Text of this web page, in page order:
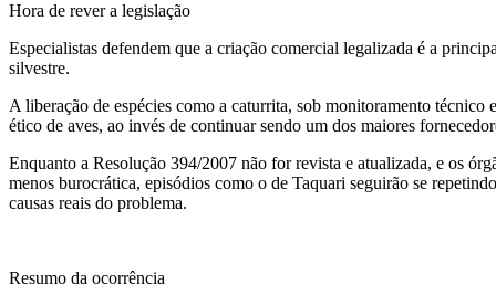
Hora de rever a legislação
Especialistas defendem que a criação comercial legalizada é a
silvestre.
A liberação de espécies como a caturrita, sob monitoramento
ético de aves, ao invés de continuar sendo um dos maiores
Enquanto a Resolução 394/2007 não for revista e atualizada, e os
menos burocrática, episódios como o de Taquari seguirão se
causas reais do problema.
Resumo da ocorrência